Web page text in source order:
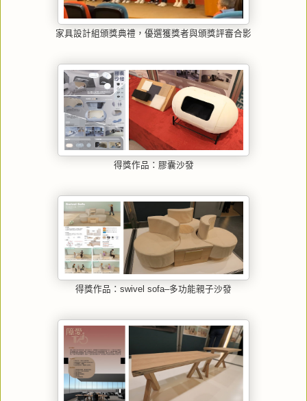
家具設計組頒獎典禮，優選獲獎者與頒獎評審合影
得獎作品：膠囊沙發
得獎作品：swivel sofa–多功能親子沙發